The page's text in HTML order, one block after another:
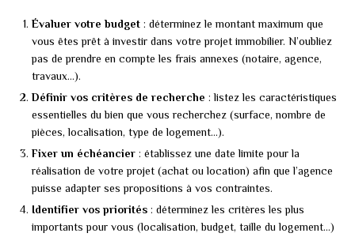
Évaluer votre budget : déterminez le montant maximum que
vous êtes prêt à investir dans votre projet immobilier. N’oubliez
pas de prendre en compte les frais annexes (notaire, agence,
travaux…).
Définir vos critères de recherche : listez les caractéristiques
essentielles du bien que vous recherchez (surface, nombre de
pièces, localisation, type de logement…).
Fixer un échéancier : établissez une date limite pour la
réalisation de votre projet (achat ou location) afin que l’agence
puisse adapter ses propositions à vos contraintes.
Identifier vos priorités : déterminez les critères les plus
importants pour vous (localisation, budget, taille du logement…)